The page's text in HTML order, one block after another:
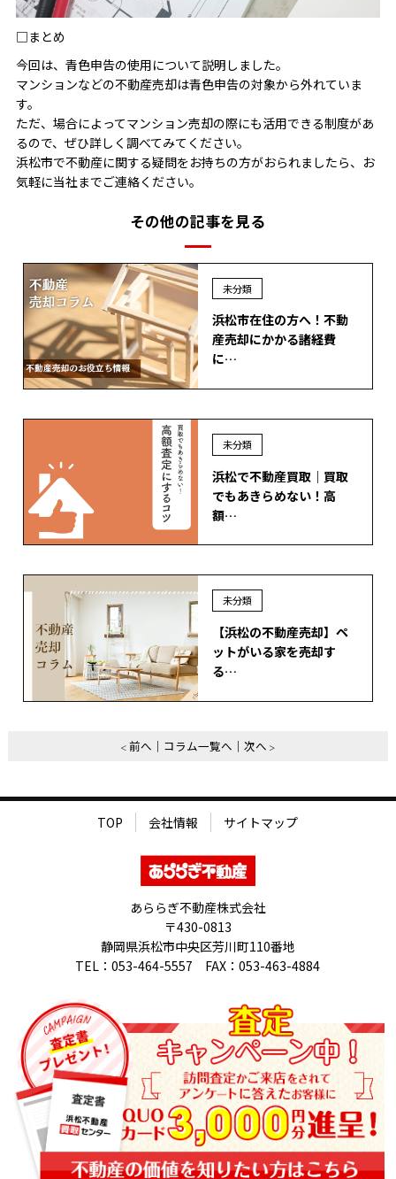
□まとめ
今回は、青色申告の使用について説明しました。
マンションなどの不動産売却は青色申告の対象から外れていま
す。
ただ、場合によってマンション売却の際にも活用できる制度があ
るので、ぜひ詳しく調べてみてください。
浜松市で不動産に関する疑問をお持ちの方がおられましたら、お
気軽に当社までご連絡ください。
その他の記事を見る
未分類
浜松市在住の方へ！不動
産売却にかかる諸経費
に…
未分類
浜松で不動産買取｜買取
でもあきらめない！高
額…
未分類
【浜松の不動産売却】ペ
ットがいる家を売却す
る…
前へ コラム一覧へ 次へ
TOP 会社情報 サイトマップ
あららぎ不動産株式会社
〒430-0813
静岡県浜松市中央区芳川町110番地
TEL：053-464-5557 FAX：053-463-4884